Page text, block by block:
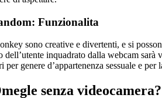
Funzionalita
sono creative e divertenti, e si
dell’utente inquadrato dalla webcam
genere d’appartenenza sessuale e per
senza videocamera?